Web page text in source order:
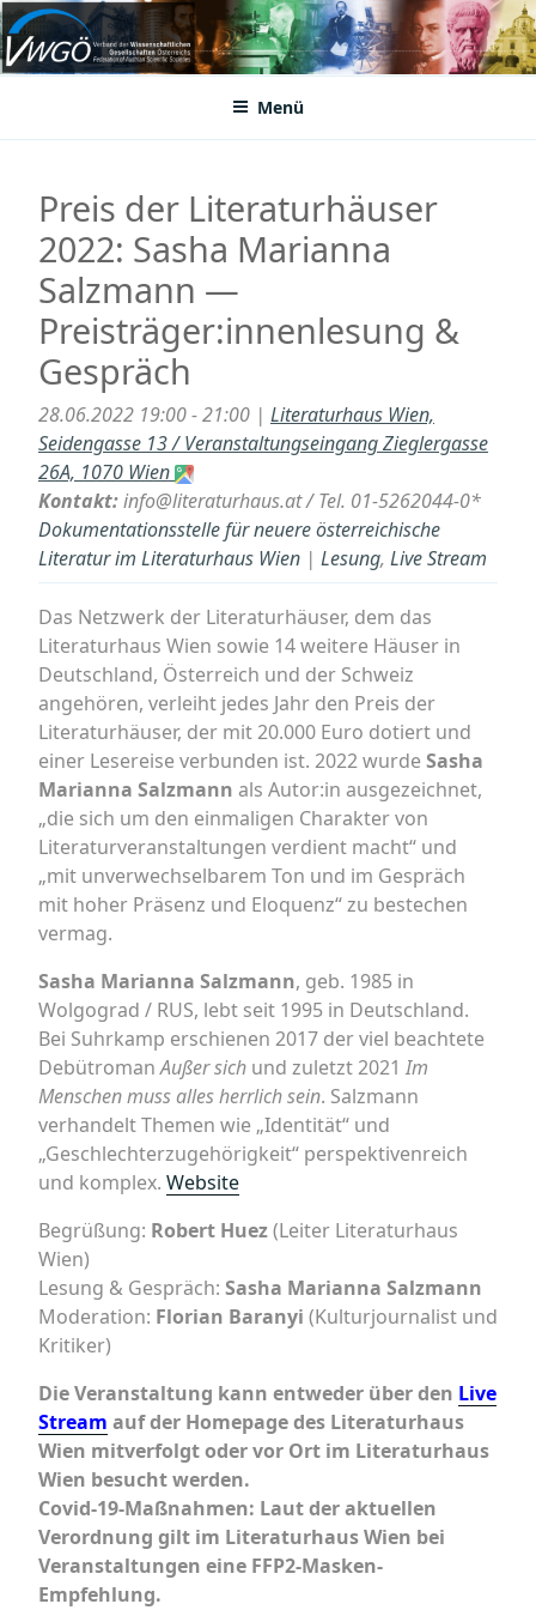
Zum
Inhalt
springenVWGÖ
Federation of Austrian Scientific Societies
Menü
Preis der Literaturhäuser
2022: Sasha Marianna
Salzmann —
Preisträger:innenlesung &
Gespräch
28.06.2022 19:00 - 21:00 | Literaturhaus Wien,
Seidengasse 13 / Veranstaltungseingang Zieglergasse
26A, 1070 Wien
Kontakt:info@literaturhaus.at / Tel. 01-5262044-0*
Dokumentationsstelle für neuere österreichische
Literatur im Literaturhaus Wien | Lesung, Live Stream
Das Netzwerk der Literaturhäuser, dem das
Literaturhaus Wien sowie 14 weitere Häuser in
Deutschland, Österreich und der Schweiz
angehören, verleiht jedes Jahr den Preis der
Literaturhäuser, der mit 20.000 Euro dotiert und
einer Lesereise verbunden ist. 2022 wurdeSasha
Marianna Salzmann als Autor:in ausgezeichnet,
„die sich um den einmaligen Charakter von
Literaturveranstaltungen verdient macht“ und
„mit unverwechselbarem Ton und im Gespräch
mit hoher Präsenz und Eloquenz“ zu bestechen
vermag.
Sasha Marianna Salzmann, geb. 1985 in
Wolgograd / RUS, lebt seit 1995 in Deutschland.
Bei Suhrkamp erschienen 2017 der viel beachtete
DebütromanAußer sich und zuletzt 2021 Im
Menschen muss alles herrlich sein. Salzmann
verhandelt Themen wie „Identität“ und
„Geschlechterzugehörigkeit“ perspektivenreich
und komplex. Website
Begrüßung: Robert Huez(Leiter Literaturhaus
Wien)
Lesung & Gespräch: Sasha Marianna Salzmann
Moderation: Florian Baranyi (Kulturjournalist und
Kritiker)
Die Veranstaltung kann entweder über den Live
Stream auf der Homepage des Literaturhaus
Wien mitverfolgt oder vor Ort im Literaturhaus
Wien besucht werden.
Covid-19-Maßnahmen: Laut der aktuellen
Verordnung gilt im Literaturhaus Wien bei
Veranstaltungen eine FFP2-Masken-
Empfehlung.